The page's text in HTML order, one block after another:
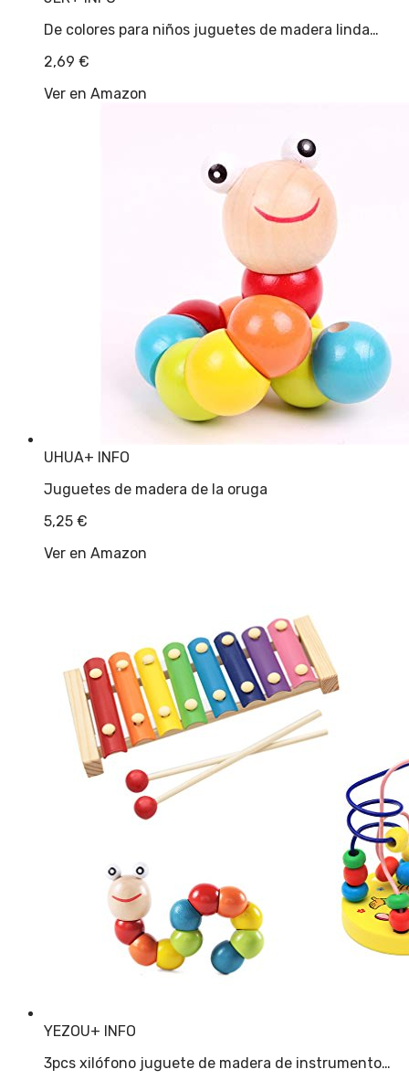
De colores para niños juguetes de madera linda…
2,69 €
Ver en Amazon
UHUA+ INFO
Juguetes de madera de la oruga
5,25 €
Ver en Amazon
YEZOU+ INFO
3pcs xilófono juguete de madera de instrumento…